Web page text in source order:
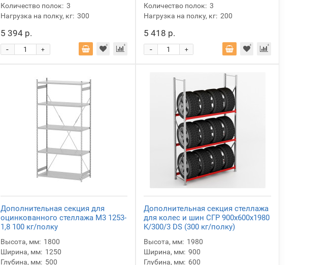
Количество полок: 3
Нагрузка на полку, кг: 300
5 394 р.
+
-
Количество полок: 3
Нагрузка на полку, кг: 200
5 418 р.
+
-
Дополнительная секция для
оцинкованного стеллажа М3 1253-
1,8 100 кг/полку
Высота, мм: 1800
Ширина, мм: 1250
Глубина, мм: 500
Дополнительная секция стеллажа
для колес и шин СГР 900х600х1980
K/300/3 DS (300 кг/полку)
Высота, мм: 1980
Ширина, мм: 900
Глубина, мм: 600